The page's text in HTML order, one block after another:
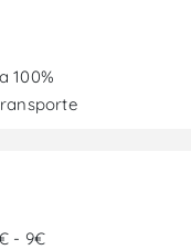
100%
- 9€